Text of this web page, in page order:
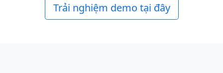
Trải nghiệm demo tại đây